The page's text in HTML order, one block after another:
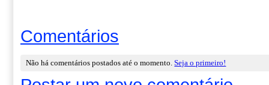
Comentários
Não há comentários postados até o momento.Seja o primeiro!